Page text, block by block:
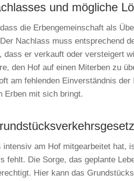
und mögliche
die Erbengemeinschaft als
Nachlass muss entsprechend
dass er verkauft oder versteigert
den Hof auf einen Miterben zu
am fehlenden Einverständnis
Erben mit sich bringt.
intensiv am Hof mitgearbeitet hat,
fehlt. Die Sorge, das geplante
Hier kann das